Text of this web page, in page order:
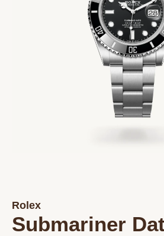
Rolex
Submariner